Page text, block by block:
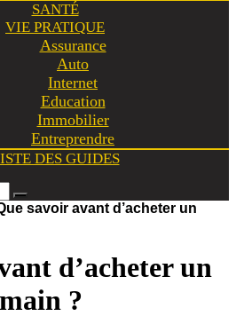
SANTÉ
VIE PRATIQUE
Assurance
Auto
Internet
Education
Immobilier
Entreprendre
DES GUIDES
savoir avant d’acheter un
d’acheter un
?